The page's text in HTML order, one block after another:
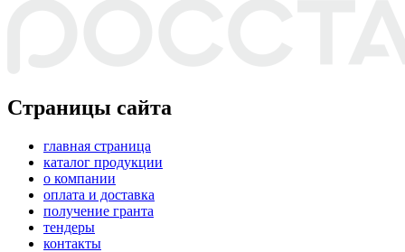
Страницы сайта
главная страница
каталог продукции
о компании
оплата и доставка
получение гранта
тендеры
контакты